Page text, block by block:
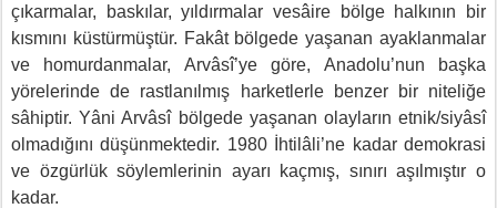
çıkarmalar, baskılar, yıldırmalar vesâire bölge halkının bir
kısmını küstürmüştür. Fakât bölgede yaşanan ayaklanmalar
ve homurdanmalar, Arvâsî’ye göre, Anadolu’nun başka
yörelerinde de rastlanılmış harketlerle benzer bir niteliğe
sâhiptir. Yâni Arvâsî bölgede yaşanan olayların etnik/siyâsî
olmadığını düşünmektedir. 1980 İhtilâli’ne kadar demokrasi
ve özgürlük söylemlerinin ayarı kaçmış, sınırı aşılmıştır o
kadar.